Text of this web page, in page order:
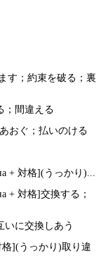
す；約束を破る；裏
；間違える
おぐ；払いのける
+ 対格](うっかり)...
+ 対格]交換する；
に交換しあう
](うっかり)取り違